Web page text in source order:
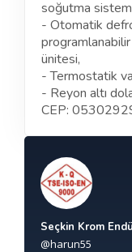
soğutma
- Otomatik
ünitesi,
- Termostatik
- Reyon altı
CEP:
Seçkin Krom
@harun55